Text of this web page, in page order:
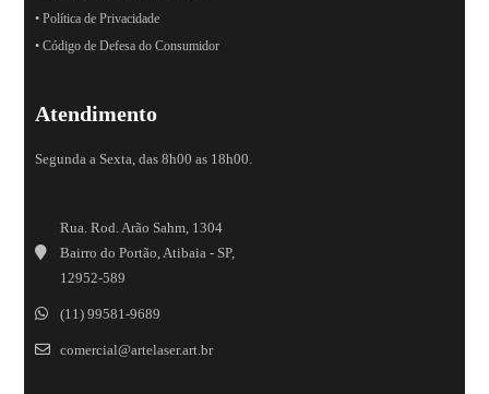
• Política de Privacidade
• Código de Defesa do Consumidor
Atendimento
Segunda a Sexta, das 8h00 as 18h00.
Rua. Rod. Arão Sahm, 1304
Bairro do Portão, Atibaia - SP,
12952-589
(11) 99581-9689
comercial@artelaser.art.br